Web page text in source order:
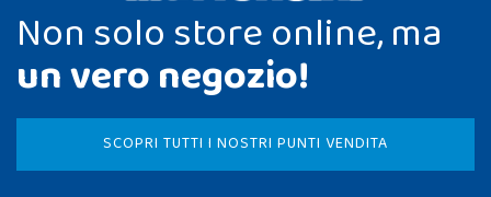
Non solo store online, ma
un vero negozio!
SCOPRI TUTTI I NOSTRI PUNTI VENDITA